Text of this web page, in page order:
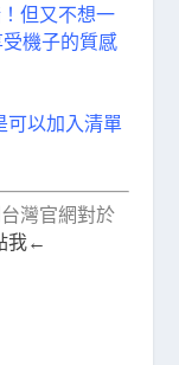
但又不想一
機子的質感
可以加入清單
灣官網對於
我←